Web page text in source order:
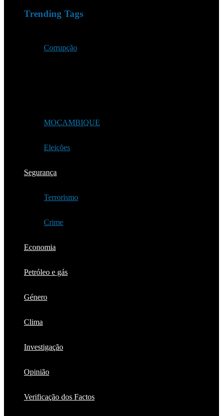
Trending Tags
Corrupção
MOÇAMBIQUE
Eleições
Segurança
Terrorismo
Crime
Economia
Petróleo e gás
Género
Clima
Investigação
Opinião
Verificação dos Factos